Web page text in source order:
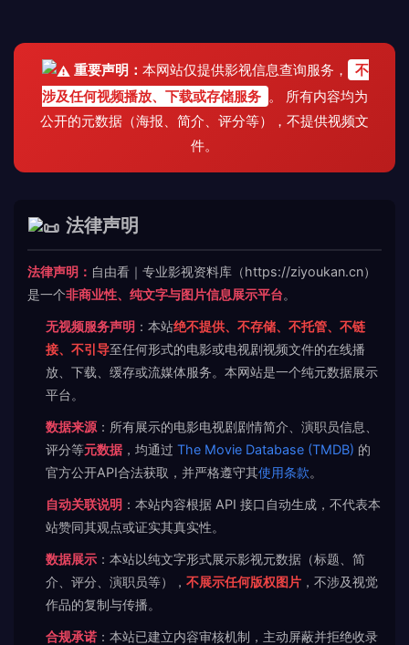
重要声明： 本网站仅提供影视信息查询服务，
不
涉及任何视频播放、下载或存储服务 。 所有内容均为
公开的元数据（海报、简介、评分等），不提供视频文
件。
法律声明
法律声明： 自由看｜专业影视资料库（https://ziyoukan.cn）
是一个非商业性、纯文字与图片信息展示平台。
无视频服务声明 ：本站绝不提供、不存储、不托管、不链
接、不引导至任何形式的电影或电视剧视频文件的在线播
放、下载、缓存或流媒体服务。本网站是一个纯元数据展示
平台。
数据来源 ：所有展示的电影电视剧剧情简介、演职员信息、
评分等元数据，均通过 The Movie Database (TMDB) 的
官方公开API合法获取，并严格遵守其使用条款。
自动关联说明 ：本站内容根据 API 接口自动生成，不代表本
站赞同其观点或证实其真实性。
数据展示 ：本站以纯文字形式展示影视元数据（标题、简
介、评分、演职员等）， 不展示任何版权图片 ，不涉及视觉
作品的复制与传播。
合规承诺 ：本站已建立内容审核机制，主动屏蔽并拒绝收录